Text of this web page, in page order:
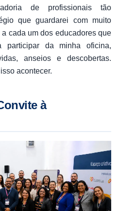
de profissionais tão
que guardarei com muito
cada um dos educadores que
participar da minha oficina,
anseios e descobertas.
acontecer.
à